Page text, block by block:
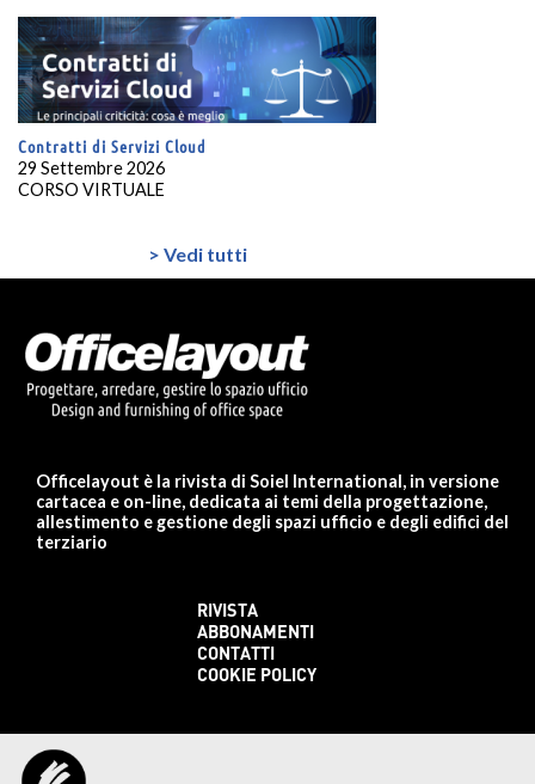
Contratti di Servizi Cloud
29 Settembre 2026
CORSO VIRTUALE
> Vedi tutti
Officelayout è la rivista di Soiel International, in versione
cartacea e on-line, dedicata ai temi della progettazione,
allestimento e gestione degli spazi ufficio e degli edifici del
terziario
RIVISTA
ABBONAMENTI
CONTATTI
COOKIE POLICY